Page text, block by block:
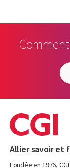
Allier savoir et
Fondée en 1976,